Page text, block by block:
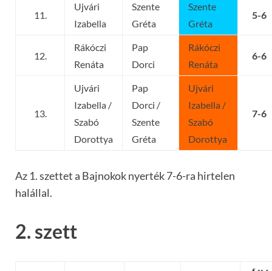
11.
Ujvári
Izabella
Szente
Gréta
Szente
Gréta
5-6
12.
Rákóczi
Renáta
Pap
Dorci
Rákóczi
Renáta
6-6
13.
Ujvári
Izabella /
Szabó
Dorottya
Pap
Dorci /
Szente
Gréta
Ujvári
Izabella /
Szabó
Dorottya
7-6
Az 1. szettet a Bajnokok nyerték 7-6-ra hirtelen
halállal.
2. szett